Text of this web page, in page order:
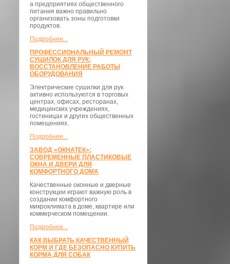
а предприятиях общественного
питания важно правильно
организовать зоны подготовки
продуктов.
Подробнее...
ПРОФЕССИОНАЛЬНЫЙ РЕМОНТ
СУШИЛОК ДЛЯ РУК:
ВОССТАНОВЛЕНИЕ РАБОТЫ
ОБОРУДОВАНИЯ
Электрические сушилки для рук
активно используются в торговых
центрах, офисах, ресторанах,
медицинских учреждениях,
гостиницах и других общественных
помещениях.
Подробнее...
ЗАВОД «ОКНАТЕК»:
СОВРЕМЕННЫЕ ПЛАСТИКОВЫЕ
ОКНА И ДВЕРИ ДЛЯ
КОМФОРТНОГО ДОМА
Качественные оконные и дверные
конструкции играют важную роль в
создании комфортного
микроклимата в доме, квартире или
коммерческом помещении.
Подробнее...
КАК ВЫБРАТЬ КАЧЕСТВЕННЫЙ
КОРМ И ГДЕ БЕЗОПАСНО КУПИТЬ
КОРМА ДЛЯ СОБАК